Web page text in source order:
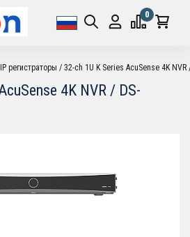
0
IP регистраторы 32-ch 1U K Series AcuSense 4K NVR
4K NVR / DS-